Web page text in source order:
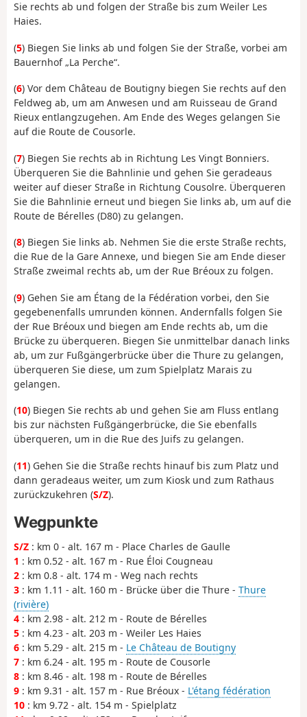
Sie rechts ab und folgen der Straße bis zum Weiler Les
Haies.
(5) Biegen Sie links ab und folgen Sie der Straße, vorbei am
Bauernhof „La Perche“.
(6) Vor dem Château de Boutigny biegen Sie rechts auf den
Feldweg ab, um am Anwesen und am Ruisseau de Grand
Rieux entlangzugehen. Am Ende des Weges gelangen Sie
auf die Route de Cousorle.
(7) Biegen Sie rechts ab in Richtung Les Vingt Bonniers.
Überqueren Sie die Bahnlinie und gehen Sie geradeaus
weiter auf dieser Straße in Richtung Cousolre. Überqueren
Sie die Bahnlinie erneut und biegen Sie links ab, um auf die
Route de Bérelles (D80) zu gelangen.
(8) Biegen Sie links ab. Nehmen Sie die erste Straße rechts,
die Rue de la Gare Annexe, und biegen Sie am Ende dieser
Straße zweimal rechts ab, um der Rue Bréoux zu folgen.
(9) Gehen Sie am Étang de la Fédération vorbei, den Sie
gegebenenfalls umrunden können. Andernfalls folgen Sie
der Rue Bréoux und biegen am Ende rechts ab, um die
Brücke zu überqueren. Biegen Sie unmittelbar danach links
ab, um zur Fußgängerbrücke über die Thure zu gelangen,
überqueren Sie diese, um zum Spielplatz Marais zu
gelangen.
(10) Biegen Sie rechts ab und gehen Sie am Fluss entlang
bis zur nächsten Fußgängerbrücke, die Sie ebenfalls
überqueren, um in die Rue des Juifs zu gelangen.
(11) Gehen Sie die Straße rechts hinauf bis zum Platz und
dann geradeaus weiter, um zum Kiosk und zum Rathaus
zurückzukehren (S/Z).
Wegpunkte
S/Z : km 0 - alt. 167 m - Place Charles de Gaulle
1 : km 0.52 - alt. 167 m - Rue Éloi Cougneau
2 : km 0.8 - alt. 174 m - Weg nach rechts
3 : km 1.11 - alt. 160 m - Brücke über die Thure - Thure
(rivière)
4 : km 2.98 - alt. 212 m - Route de Bérelles
5 : km 4.23 - alt. 203 m - Weiler Les Haies
6 : km 5.29 - alt. 215 m - Le Château de Boutigny
7 : km 6.24 - alt. 195 m - Route de Cousorle
8 : km 8.46 - alt. 198 m - Route de Bérelles
9 : km 9.31 - alt. 157 m - Rue Bréoux - L'étang fédération
10 : km 9.72 - alt. 154 m - Spielplatz